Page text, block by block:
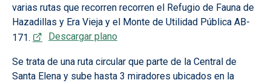
varias rutas que recorren recorren el Refugio de Fauna de
Hazadillas y Era Vieja y el Monte de Utilidad Pública AB-
171.
Descargar plano
Se trata de una ruta circular que parte de la Central de
Santa Elena y sube hasta 3 miradores ubicados en la